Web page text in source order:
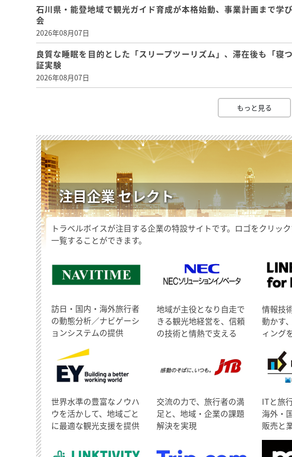
石川県・能登地域で観光ガイド育成が本格始動、事業計画まで
会
2026年08月07日
良質な睡眠を目的とした「スリープツーリズム」、滞在後も「寝
証実験
2026年08月07日
もっと見る
注目企業 セレクト
トラベルボイスが注目する企業の特設サイトです。ロゴをクリッ
一覧することができます。
訪日・国内・海外旅行者
の動態分析／ナビゲーシ
ョンシステムの提供
地域が主役となり自走で
きる観光地経営を、信頼
の技術と情熱で支える
情報技
動かす
ィング
世界水準の豊富なノウハ
ウを活かして、地域ごと
に最適な観光支援を提供
交流の力で、旅行者の満
足と、地域・企業の課題
解決を実現
ITと旅
海外・
販売と